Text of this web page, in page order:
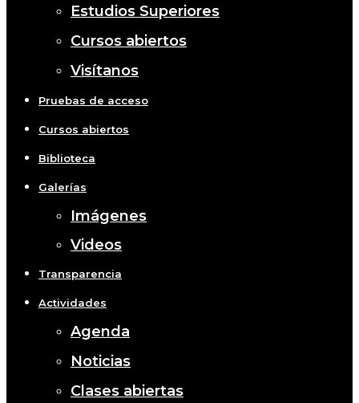
Estudios Superiores
Cursos abiertos
Visítanos
Pruebas de acceso
Cursos abiertos
Biblioteca
Galerías
Imágenes
Videos
Transparencia
Actividades
Agenda
Noticias
Clases abiertas